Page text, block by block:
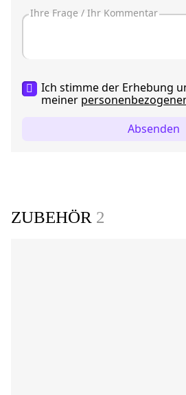
Ich stimme der Erhebung
meiner
Absenden
ZUBEHÖR 2